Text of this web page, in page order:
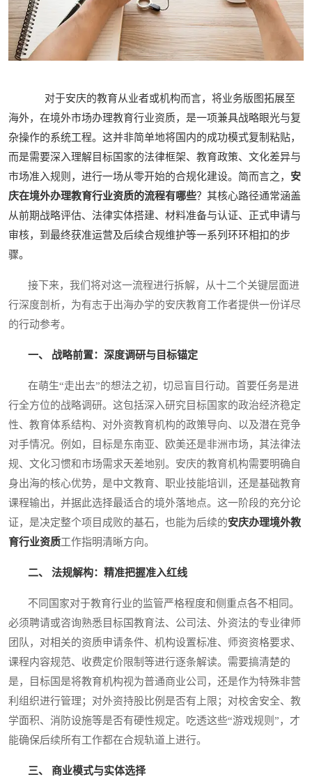
对于安庆的教育从业者或机构而言，将业务版图拓展至
海外，在境外市场办理教育行业资质，是一项兼具战略眼光与复
杂操作的系统工程。这并非简单地将国内的成功模式复制粘贴，
而是需要深入理解目标国家的法律框架、教育政策、文化差异与
市场准入规则，进行一场从零开始的合规化建设。简而言之， 安
庆在境外办理教育行业资质的流程有哪些？其核心路径通常涵盖
从前期战略评估、法律实体搭建、材料准备与认证、正式申请与
审核，到最终获准运营及后续合规维护等一系列环环相扣的步
骤。
接下来，我们将对这一流程进行拆解，从十二个关键层面进
行深度剖析，为有志于出海办学的安庆教育工作者提供一份详尽
的行动参考。
一、 战略前置：深度调研与目标锚定
在萌生“走出去”的想法之初，切忌盲目行动。首要任务是进
行全方位的战略调研。这包括深入研究目标国家的政治经济稳定
性、教育体系结构、对外资教育机构的政策导向、以及潜在竞争
对手情况。例如，目标是东南亚、欧美还是非洲市场，其法律法
规、文化习惯和市场需求天差地别。安庆的教育机构需要明确自
身出海的核心优势，是中文教育、职业技能培训，还是基础教育
课程输出，并据此选择最适合的境外落地点。这一阶段的充分论
证，是决定整个项目成败的基石，也能为后续的安庆办理境外教
育行业资质工作指明清晰方向。
二、 法规解构：精准把握准入红线
不同国家对于教育行业的监管严格程度和侧重点各不相同。
必须聘请或咨询熟悉目标国教育法、公司法、外资法的专业律师
团队，对相关的资质申请条件、机构设置标准、师资资格要求、
课程内容规范、收费定价限制等进行逐条解读。需要搞清楚的
是，目标国是将教育机构视为普通商业公司，还是作为特殊非营
利组织进行管理；对外资持股比例是否有上限；对校舍安全、教
学面积、消防设施等是否有硬性规定。吃透这些“游戏规则”，才
能确保后续所有工作都在合规轨道上进行。
三、 商业模式与实体选择